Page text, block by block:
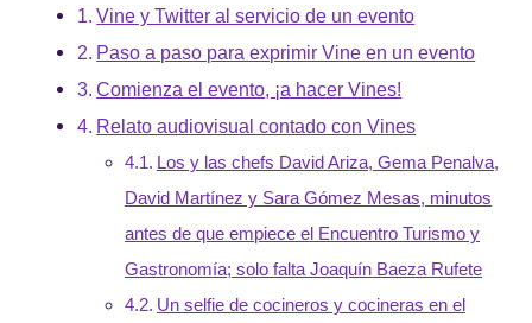
Vine y Twitter al servicio de un evento
Paso a paso para exprimir Vine en un evento
Comienza el evento, ¡a hacer Vines!
Relato audiovisual contado con Vines
Los y las chefs David Ariza, Gema Penalva,
David Martínez y Sara Gómez Mesas, minutos
antes de que empiece el Encuentro Turismo y
Gastronomía; solo falta Joaquín Baeza Rufete
Un selfie de cocineros y cocineras en el